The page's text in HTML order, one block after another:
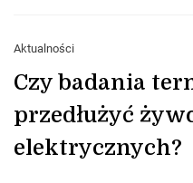
Aktualności
Czy badania
przedłużyć
elektrycznych?